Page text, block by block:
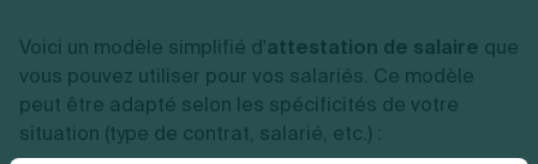
Voici un modèle simplifié d'attestation de salaire que
vous pouvez utiliser pour vos salariés. Ce modèle
peut être adapté selon les spécificités de votre
situation (type de contrat, salarié, etc.) :